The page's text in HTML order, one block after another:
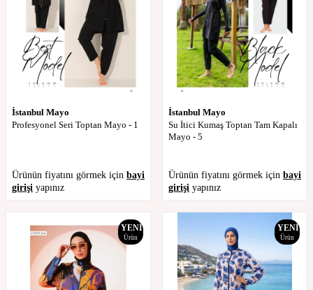
İstanbul Mayo
Profesyonel Seri Toptan Mayo - 1
Ürünün fiyatını görmek için bayi
girişi yapınız
İstanbul Mayo
Su İtici Kumaş Toptan Tam Kapalı
Mayo - 5
Ürünün fiyatını görmek için bayi
girişi yapınız
YENI
Ürün
YENI
Ürün